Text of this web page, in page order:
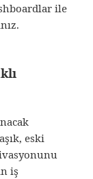
ile
eski
iş